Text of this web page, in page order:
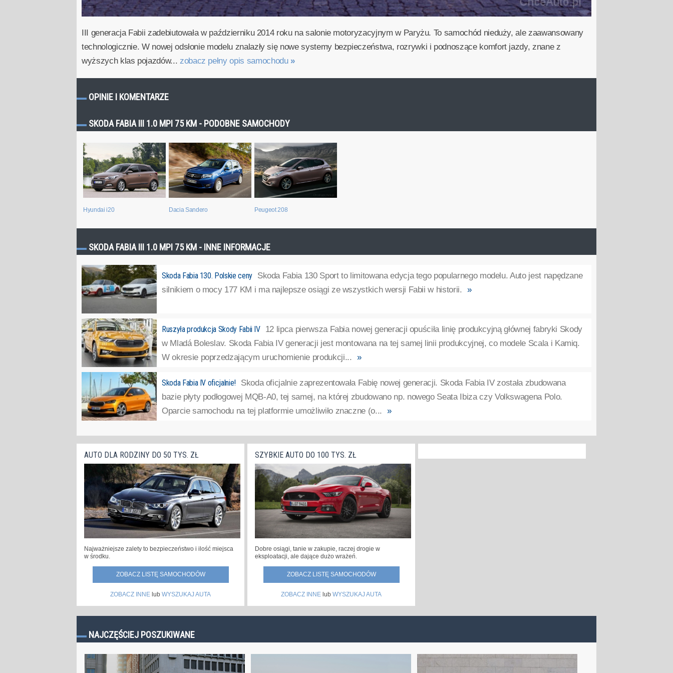
III generacja Fabii zadebiutowała w październiku 2014 roku na salonie motoryzacyjnym w Paryżu. To samochód nieduży, ale zaawansowany
technologicznie. W nowej odsłonie modelu znalazły się nowe systemy bezpieczeństwa, rozrywki i podnoszące komfort jazdy, znane z
wyższych klas pojazdów... zobacz pełny opis samochodu »
OPINIE I KOMENTARZE
SKODA FABIA III 1.0 MPI 75 KM - PODOBNE SAMOCHODY
Hyundai i20 Dacia Sandero Peugeot 208
SKODA FABIA III 1.0 MPI 75 KM - INNE INFORMACJE
Skoda Fabia 130. Polskie ceny Skoda Fabia 130 Sport to limitowana edycja tego popularnego modelu. Auto jest napędzane
silnikiem o mocy 177 KM i ma najlepsze osiągi ze wszystkich wersji Fabii w historii. »
Ruszyła produkcja Skody Fabii IV 12 lipca pierwsza Fabia nowej generacji opuściła linię produkcyjną głównej fabryki Skody
w Mladá Boleslav. Skoda Fabia IV generacji jest montowana na tej samej linii produkcyjnej, co modele Scala i Kamiq.
W okresie poprzedzającym uruchomienie produkcji... »
Skoda Fabia IV oficjalnie! Skoda oficjalnie zaprezentowała Fabię nowej generacji. Skoda Fabia IV została zbudowana
bazie płyty podłogowej MQB-A0, tej samej, na której zbudowano np. nowego Seata Ibiza czy Volkswagena Polo.
Oparcie samochodu na tej platformie umożliwiło znaczne (o... »
AUTO DLA RODZINY DO 50 TYS. ZŁ
Najważniejsze zalety to bezpieczeństwo i ilość miejsca
w środku.
ZOBACZ LISTĘ SAMOCHODÓW
ZOBACZ INNE lub WYSZUKAJ AUTA
SZYBKIE AUTO DO 100 TYS. ZŁ
Dobre osiągi, tanie w zakupie, raczej drogie w
eksploatacji, ale dające dużo wrażeń.
ZOBACZ LISTĘ SAMOCHODÓW
ZOBACZ INNE lub WYSZUKAJ AUTA
NAJCZĘŚCIEJ POSZUKIWANE